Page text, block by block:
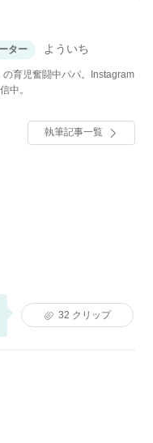
ター よういち
育児奮闘中パパ。Instagram
中。
執筆記事一覧
32 クリップ